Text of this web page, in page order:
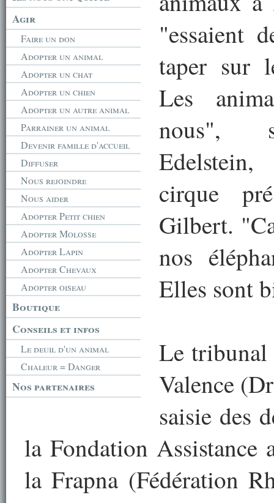
Agir
Faire un don
Adopter un animal
Adopter un chat
Adopter un chien
Adopter un autre animal
Parrainer un animal
Devenir famille d'accueil
Diffuser
Nous rejoindre
Nous aider
Adopter Petit chien
Adopter Molosse
Adopter Lapin
Adopter Chevaux
Adopter oiseau
Boutique
Conseils et infos
Le deuil d'un animal
Chaleur = Danger
Nos partenaires
"essaient
taper sur
Les
nous",
Edelstein,
cirque
Gilbert.
nos
Elles sont
Le tribunal
Valence
saisie des
la Fondation
la Frapna (Fédération